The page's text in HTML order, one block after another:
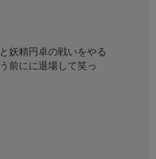
妖精円卓の戦いをやる
前にに退場して笑っ